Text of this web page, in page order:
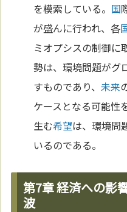
を模索している。 国
が盛んに行われ、各
ミオプシスの制御に
勢は、環境問題がグ
すものであり、未来
ケースとなる可能性
生む希望は、環境問
いるのである。
第7章 経済への影
波